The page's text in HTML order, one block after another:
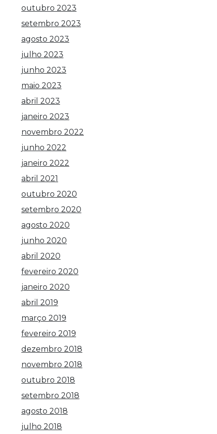
outubro 2023
setembro 2023
agosto 2023
julho 2023
junho 2023
maio 2023
abril 2023
janeiro 2023
novembro 2022
junho 2022
janeiro 2022
abril 2021
outubro 2020
setembro 2020
agosto 2020
junho 2020
abril 2020
fevereiro 2020
janeiro 2020
abril 2019
março 2019
fevereiro 2019
dezembro 2018
novembro 2018
outubro 2018
setembro 2018
agosto 2018
julho 2018